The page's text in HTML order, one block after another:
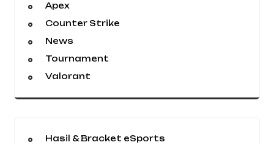
Apex
Counter Strike
News
Tournament
Valorant
Hasil & Bracket eSports